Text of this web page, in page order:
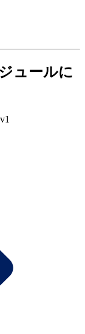
ュールに
v1